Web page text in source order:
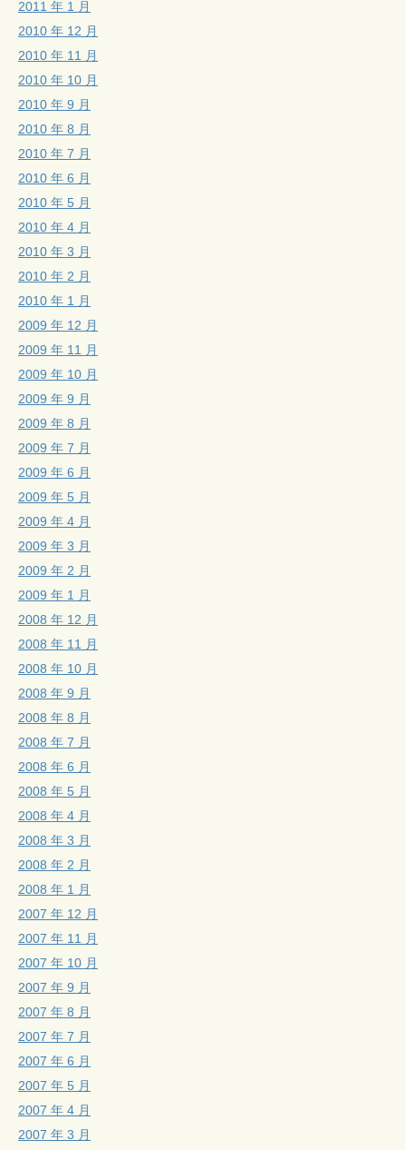
2011 年 1 月
2010 年 12 月
2010 年 11 月
2010 年 10 月
2010 年 9 月
2010 年 8 月
2010 年 7 月
2010 年 6 月
2010 年 5 月
2010 年 4 月
2010 年 3 月
2010 年 2 月
2010 年 1 月
2009 年 12 月
2009 年 11 月
2009 年 10 月
2009 年 9 月
2009 年 8 月
2009 年 7 月
2009 年 6 月
2009 年 5 月
2009 年 4 月
2009 年 3 月
2009 年 2 月
2009 年 1 月
2008 年 12 月
2008 年 11 月
2008 年 10 月
2008 年 9 月
2008 年 8 月
2008 年 7 月
2008 年 6 月
2008 年 5 月
2008 年 4 月
2008 年 3 月
2008 年 2 月
2008 年 1 月
2007 年 12 月
2007 年 11 月
2007 年 10 月
2007 年 9 月
2007 年 8 月
2007 年 7 月
2007 年 6 月
2007 年 5 月
2007 年 4 月
2007 年 3 月